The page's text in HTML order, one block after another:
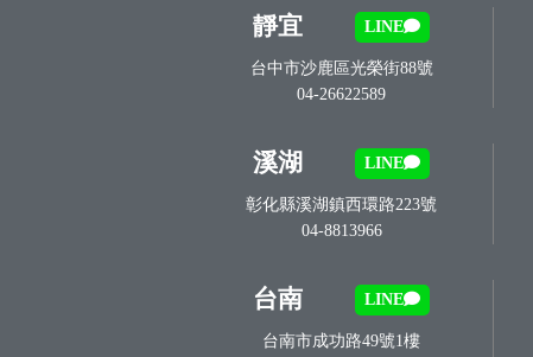
靜宜 LINE
台中市沙鹿區光榮街88號
04-26622589
溪湖 LINE
彰化縣溪湖鎮西環路223號
04-8813966
台南 LINE
台南市成功路49號1樓